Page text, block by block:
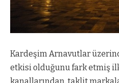
Kardeşim Arnavutlar
etkisi olduğunu fark etmiş